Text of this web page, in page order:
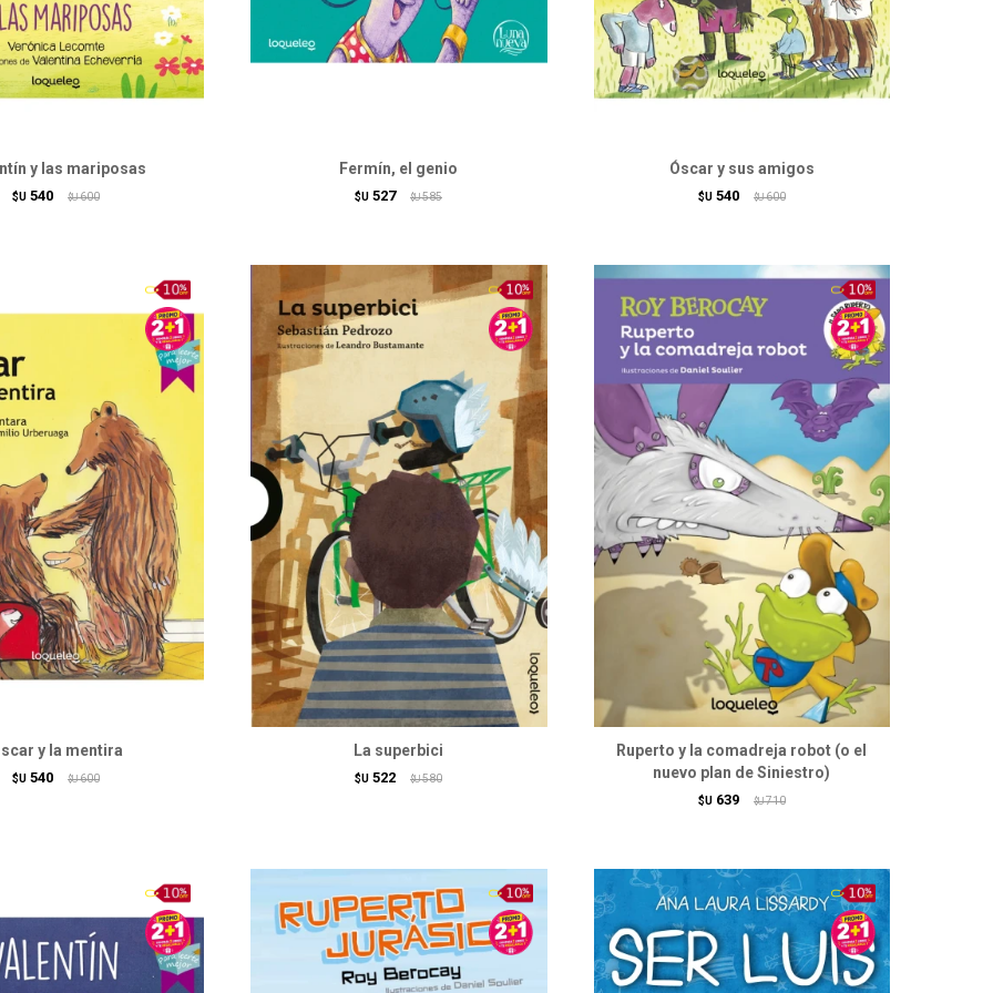
y las mariposas
$U 540 $U 600
Fermín, el genio
$U 527 $U 585
Óscar y sus amigos
$U 540 $U 600
y la mentira
$U 540 $U 600
La superbici
$U 522 $U 580
Ruperto y la comadreja robot (o el
nuevo plan de Siniestro)
$U 639 $U 710